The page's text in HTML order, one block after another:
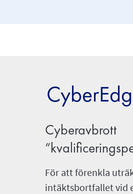
Cyberavbrott
För att förenkla
intäktsbortfallet vid